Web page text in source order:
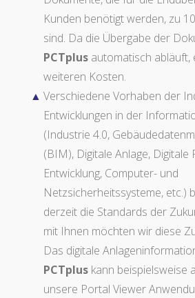
Kunden benötigt werden, zu
sind. Da die Übergabe der
PCTplus automatisch abläuft,
weiteren Kosten.
Verschiedene Vorhaben der
Entwicklungen in der
(Industrie 4.0,
(BIM), Digitale Anlage, Digitale
Entwicklung, Computer- und
Netzsicherheitssysteme, etc.)
derzeit die Standards der
mit Ihnen möchten wir diese
Das digitale
PCTplus kann beispielsweise
unsere Portal Viewer